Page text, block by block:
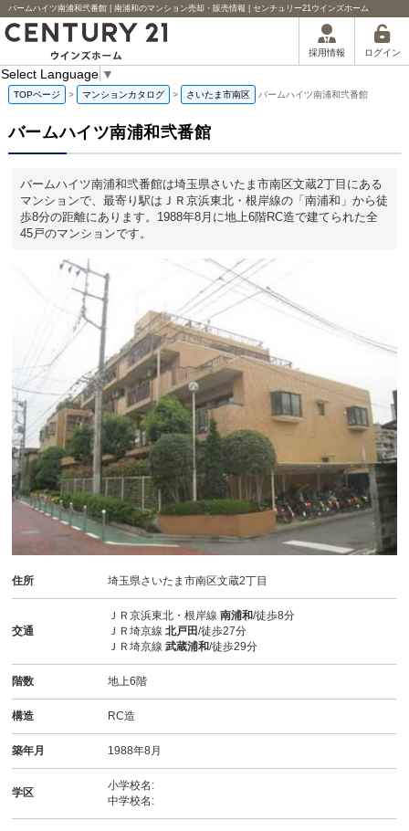
バームハイツ南浦和弐番館 | 南浦和のマンション売却・販売情報 | センチュリー21ウインズホーム
採用情報 ログイン
Select Language ▼
TOPページ > マンションカタログ > さいたま市南区 バームハイツ南浦和弐番館
バームハイツ南浦和弐番館
バームハイツ南浦和弐番館は埼玉県さいたま市南区文蔵2丁目にある
マンションで、最寄り駅はＪＲ京浜東北・根岸線の「南浦和」から徒
歩8分の距離にあります。1988年8月に地上6階RC造で建てられた全
45戸のマンションです。
住所 埼玉県さいたま市南区文蔵2丁目
交通
ＪＲ京浜東北・根岸線南浦和/徒歩8分
ＪＲ埼京線北戸田/徒歩27分
ＪＲ埼京線武蔵浦和/徒歩29分
階数 地上6階
構造 RC造
築年月 1988年8月
学区
小学校名:
中学校名: